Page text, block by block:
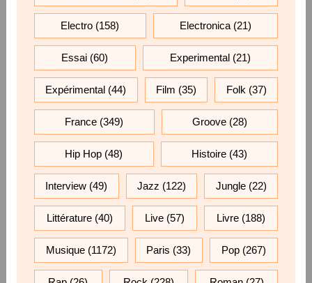
Electro (158) Electronica(21)
Essai (60) Experimental(21)
Expérimental (44) Film (35) Folk (37)
France (349) Groove(28)
Hip Hop (48) Histoire(43)
Interview (49) Jazz (122) Jungle(22)
Littérature(40) Live (57) Livre (188)
Musique(1172) Paris (33) Pop (267)